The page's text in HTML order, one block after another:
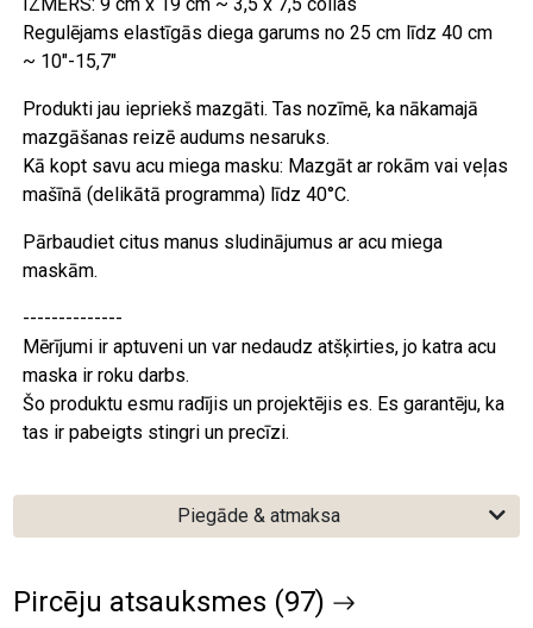
Regulējams elastīgās diega garums no 25 cm līdz 40 cm
~ 10"-15,7"
Produkti jau iepriekš mazgāti. Tas nozīmē, ka nākamajā
mazgāšanas reizē audums nesaruks.
Kā kopt savu acu miega masku: Mazgāt ar rokām vai veļas
mašīnā (delikātā programma) līdz 40°C.
Pārbaudiet citus manus sludinājumus ar acu miega
maskām.
--------------
Mērījumi ir aptuveni un var nedaudz atšķirties, jo katra acu
maska ir roku darbs.
Šo produktu esmu radījis un projektējis es. Es garantēju, ka
tas ir pabeigts stingri un precīzi.
Piegāde & atmaksa
Pircēju atsauksmes (97)